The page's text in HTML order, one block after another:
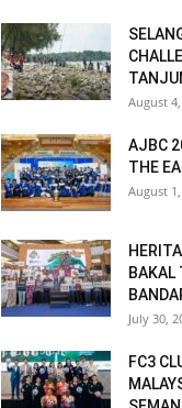
August
AJBC
THE
August
BAKAL
July 30,
FC3